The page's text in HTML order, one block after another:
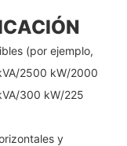
(por ejemplo,
2500 kW/2000
300 kW/225
y